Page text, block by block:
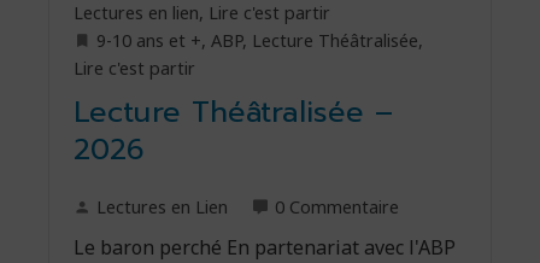
Lectures en lien, Lire c'est partir
9-10 ans et +, ABP, Lecture Théâtralisée,
Lire c'est partir
Lecture Théâtralisée –
2026
Lectures en Lien 0 Commentaire
Le baron perché En partenariat avec l'ABP